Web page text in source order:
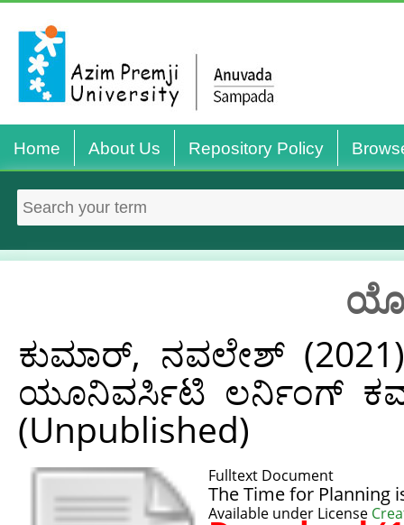
Home About Us Repository Policy
ಕುಮಾರ್, ನವಲೇಶ್
ಯೂನಿವರ್ಸಿಟಿ ಲರ್ನಿಂಗ್
(Unpublished)
Fulltext Document
The Time for Planning
Available under License